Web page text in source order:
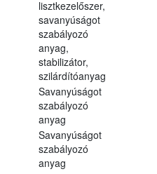
lisztkezelőszer,
savanyúságot
szabályozó
anyag,
stabilizátor,
szilárdítóanyag
Savanyúságot
szabályozó
anyag
Savanyúságot
szabályozó
anyag